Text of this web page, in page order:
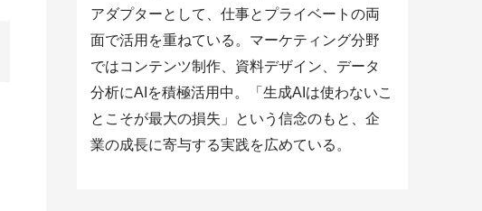
アダプターとして、仕事とプライベートの両
面で活用を重ねている。マーケティング分野
ではコンテンツ制作、資料デザイン、データ
分析にAIを積極活用中。「生成AIは使わないこ
とこそが最大の損失」という信念のもと、企
業の成長に寄与する実践を広めている。